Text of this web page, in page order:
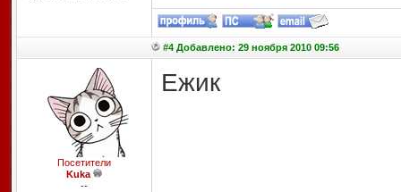
#4 Добавлено: 29 ноября 2010 09:56
Посетители
Kuka
--
Ежик